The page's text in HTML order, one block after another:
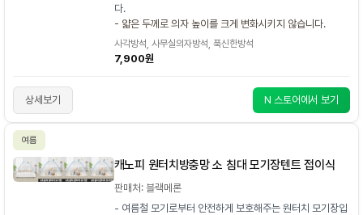
다.
- 얇은 두께로 의자 높이를 크게 변화시키지 않습니다.
사각방석, 사무실의자방석, 푹신한방석
7,900원
상세보기 N 스토어에서 보기
여름
캐노피 원터치방충망 소 침대 모기장텐트 접이식
판매처: 블랙메론
- 여름철 모기로부터 안전하게 보호해주는 원터치 모기장입